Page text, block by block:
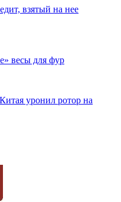
взятый на нее
весы для фур
уронил ротор на